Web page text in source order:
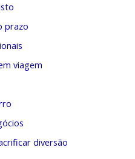
prazo
viagem
diversão